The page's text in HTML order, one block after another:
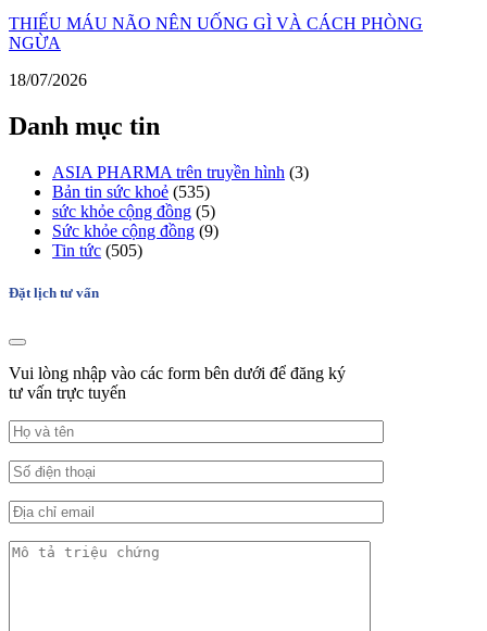
THIẾU MÁU NÃO NÊN UỐNG GÌ VÀ CÁCH PHÒNG
NGỪA
18/07/2026
Danh mục tin
ASIA PHARMA trên truyền hình (3)
Bản tin sức khoẻ (535)
sức khỏe cộng đồng (5)
Sức khỏe cộng đồng (9)
Tin tức (505)
Đặt lịch tư vấn
Vui lòng nhập vào các form bên dưới để đăng ký
tư vấn trực tuyến